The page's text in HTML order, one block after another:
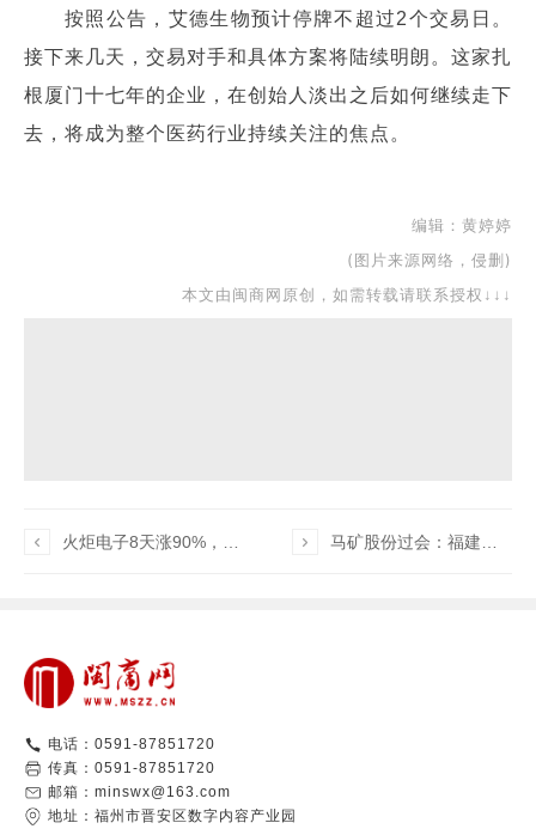
按照公告，艾德生物预计停牌不超过2个交易日。
接下来几天，交易对手和具体方案将陆续明朗。这家扎
根厦门十七年的企业，在创始人淡出之后如何继续走下
去，将成为整个医药行业持续关注的焦点。
编辑：黄婷婷
(图片来源网络，侵删)
本文由闽商网原创，如需转载请联系授权↓↓↓
 火炬电子8天涨90%，公司澄清“算力影响有限”：蔡明通的“窄门”生意为何被追捧？  马矿股份过会：福建最大铁矿拿下A股入场券，紫金矿业持股37%
电话：0591-87851720
传真：0591-87851720
邮箱：minswx@163.com
地址：福州市晋安区数字内容产业园